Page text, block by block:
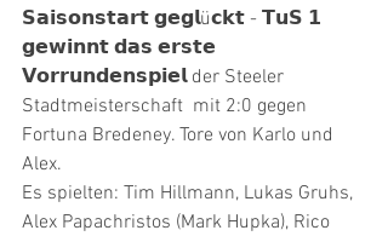
𝗦𝗮𝗶𝘀𝗼𝗻𝘀𝘁𝗮𝗿𝘁 𝗴𝗲𝗴𝗹ü𝗰𝗸𝘁 - 𝗧𝘂𝗦 𝟭
𝗴𝗲𝘄𝗶𝗻𝗻𝘁 𝗱𝗮𝘀 𝗲𝗿𝘀𝘁𝗲
𝗩𝗼𝗿𝗿𝘂𝗻𝗱𝗲𝗻𝘀𝗽𝗶𝗲𝗹 der Steeler
Stadtmeisterschaft  mit 2:0 gegen
Fortuna Bredeney. Tore von Karlo und
Alex.
Es spielten: Tim Hillmann, Lukas Gruhs,
Alex Papachristos (Mark Hupka), Rico